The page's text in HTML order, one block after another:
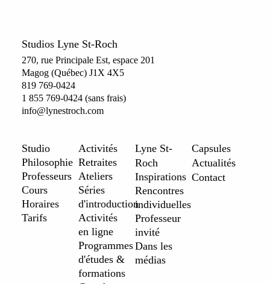
Studios Lyne St-Roch
270, rue Principale Est, espace 201
Magog (Québec) J1X 4X5
819 769-0424
1 855 769-0424 (sans frais)
info@lynestroch.com
Studio
Philosophie
Professeurs
Cours
Horaires
Tarifs
Activités
Retraites
Ateliers
Séries
d'introduction
Activités
en ligne
Programmes
d'études &
formations
Lyne St-
Roch
Inspirations
Rencontres
individuelles
Professeur
invité
Dans les
médias
Capsules
Actualités
Contact